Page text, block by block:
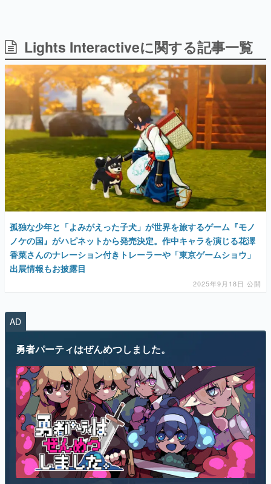
ゲーム開発者・hamatsu氏がゲームの魅力を画面や操作の
具体的な形から解き明かしていく、硬派で骨太な評論連載
です。
ゲームが変えた日本語
「経験値」「裏技」「ラスボス」… ゲームにまつわる言葉
の起源や用法の変遷を、コンピューター文化史研究家・タ
イニーP氏が徹底調査。
カテゴリ
特集記事
マンガ
女性向け
アプリレビュー
その他
電ファミニコゲーマーとは？
運営：株式会社マレ
Lights Interactiveに関する記事一覧
孤独な少年と「よみがえった子犬」が世界を旅するゲーム『モノ
ノケの国』がハピネットから発売決定。作中キャラを演じる花澤
香菜さんのナレーション付きトレーラーや「東京ゲームショウ」
出展情報もお披露目
2025年9月18日 公開
AD
勇者パーティはぜんめつしました。